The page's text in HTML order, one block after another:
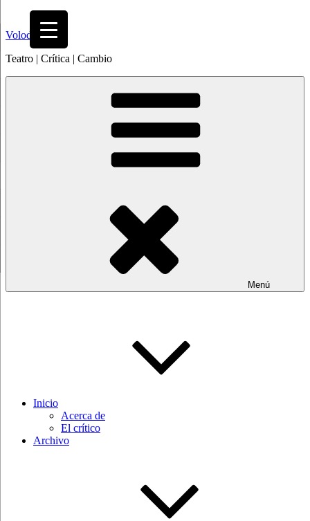
contenido
Volodia
Teatro | Crítica | Cambio
Menú
Inicio
Acerca de
El crítico
Archivo